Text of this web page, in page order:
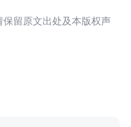
留原文出处及本版权声